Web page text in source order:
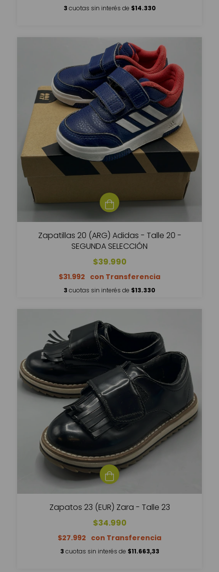
3 cuotas sin interés de $14.330
Zapatillas 20 (ARG) Adidas - Talle 20 -
SEGUNDA SELECCIÓN
$39.990
$31.992
3 cuotas sin interés de $13.330
Zapatos 23 (EUR) Zara - Talle 23
$34.990
$27.992
3 cuotas sin interés de $11.663,33